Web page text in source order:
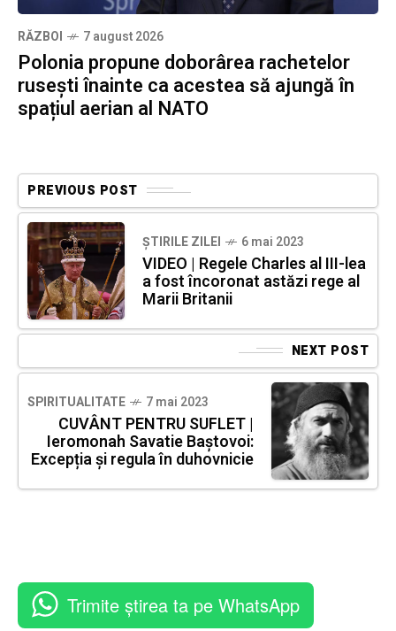
RĂZBOI 7 august 2026
Polonia propune doborârea rachetelor
rusești înainte ca acestea să ajungă în
spațiul aerian al NATO
PREVIOUS POST
ȘTIRILE ZILEI 6 mai 2023
VIDEO | Regele Charles al III-lea
a fost încoronat astăzi rege al
Marii Britanii
NEXT POST
SPIRITUALITATE 7 mai 2023
CUVÂNT PENTRU SUFLET |
Ieromonah Savatie Baștovoi:
Excepția și regula în duhovnicie
Trimite știrea ta pe WhatsApp